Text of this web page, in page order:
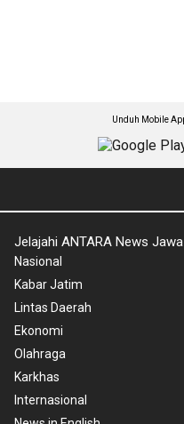
Unduh Mobile
Jelajahi ANTARA News
Nasional
Kabar Jatim
Lintas Daerah
Ekonomi
Olahraga
Karkhas
Internasional